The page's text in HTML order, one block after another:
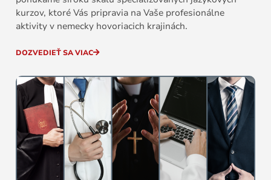
kurzov, ktoré Vás pripravia na Vaše profesionálne
aktivity v nemecky hovoriacich krajinách.
DOZVEDIEŤ SA VIAC